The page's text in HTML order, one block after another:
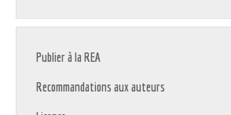
Publier à la REA
Recommandations aux auteurs